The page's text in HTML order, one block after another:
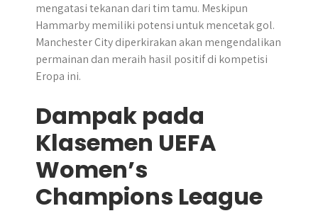
mengatasi tekanan dari tim tamu. Meskipun
Hammarby memiliki potensi untuk mencetak gol.
Manchester City diperkirakan akan mengendalikan
permainan dan meraih hasil positif di kompetisi
Eropa ini.
Dampak pada
Klasemen UEFA
Women’s
Champions League